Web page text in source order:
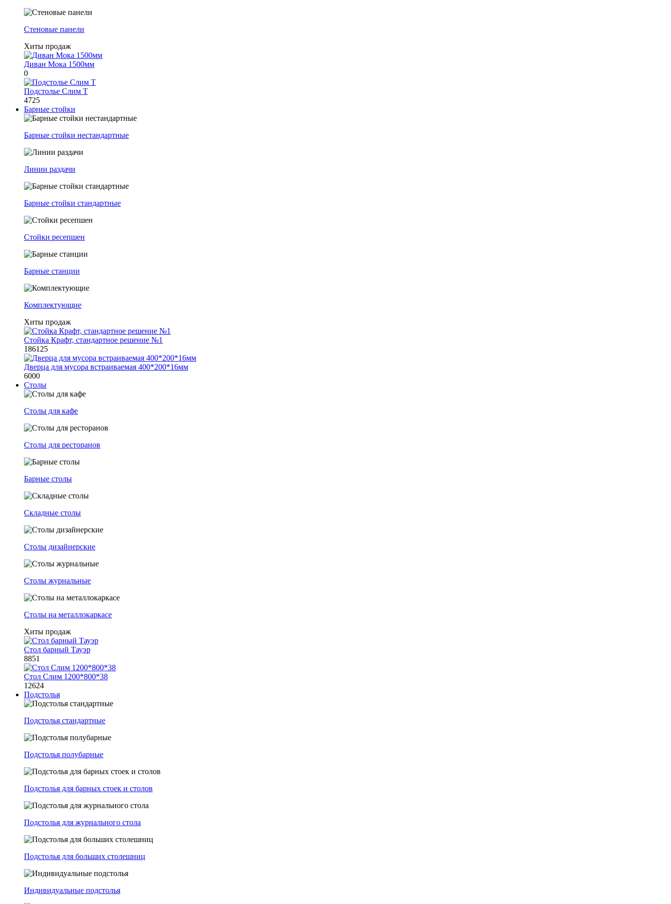
Стеновые панели
Хиты продаж
Диван Мока 1500мм
0
Подстолье Слим Т
4725
Барные стойки
Барные стойки нестандартные
Линии раздачи
Барные стойки стандартные
Стойки ресепшен
Барные станции
Комплектующие
Хиты продаж
Стойка Крафт, стандартное решение №1
186125
Дверца для мусора встраиваемая 400*200*16мм
6000
Столы
Столы для кафе
Столы для ресторанов
Барные столы
Складные столы
Столы дизайнерские
Столы журнальные
Столы на металлокаркасе
Хиты продаж
Стол барный Тауэр
8851
Стол Слим 1200*800*38
12624
Подстолья
Подстолья стандартные
Подстолья полубарные
Подстолья для барных стоек и столов
Подстолья для журнального стола
Подстолья для больших столешниц
Индивидуальные подстолья